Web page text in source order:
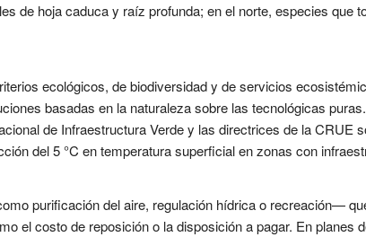
de hoja caduca y raíz profunda; en el norte, especies que
ecológicos, de biodiversidad y de servicios
basadas en la naturaleza sobre las tecnológicas
de Infraestructura Verde y las directrices de la CRUE
del 5 °C en temperatura superficial en zonas con
purificación del aire, regulación hídrica o recreación—
el costo de reposición o la disposición a pagar. En planes